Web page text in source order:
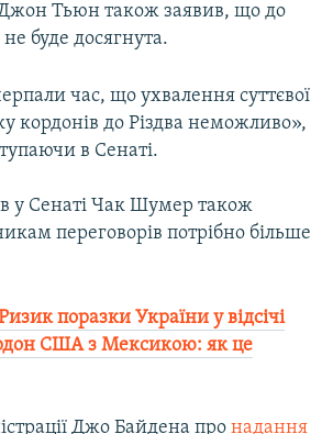
Джон Тьюн також заявив, що до
буде досягнута.
час, що ухвалення суттєвої
кордонів до Різдва неможливо»,
в Сенаті.
у Сенаті Чак Шумер також
переговорів потрібно більше
поразки України у відсічі
США з Мексикою: як це
Джо Байдена про надання